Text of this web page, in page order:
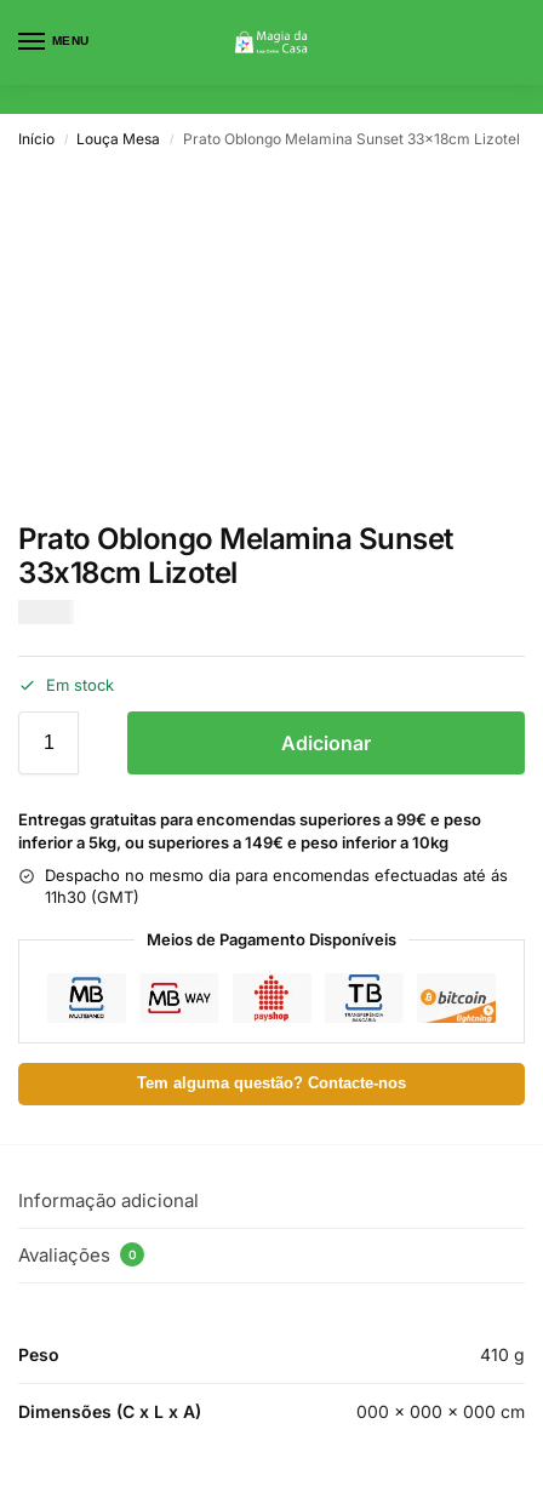
MENU
Início / Louça Mesa / Prato Oblongo Melamina Sunset 33x18cm Lizotel
Prato Oblongo Melamina Sunset
33x18cm Lizotel
Em stock
Adicionar
Entregas gratuitas para encomendas superiores a 99€ e peso
inferior a 5kg, ou superiores a 149€ e peso inferior a 10kg
Despacho no mesmo dia para encomendas efectuadas até ás
11h30 (GMT)
Meios de Pagamento Disponíveis
Tem alguma questão? Contacte-nos
Informação adicional
Avaliações 0
Peso 410 g
Dimensões (C x L x A) 000 × 000 × 000 cm